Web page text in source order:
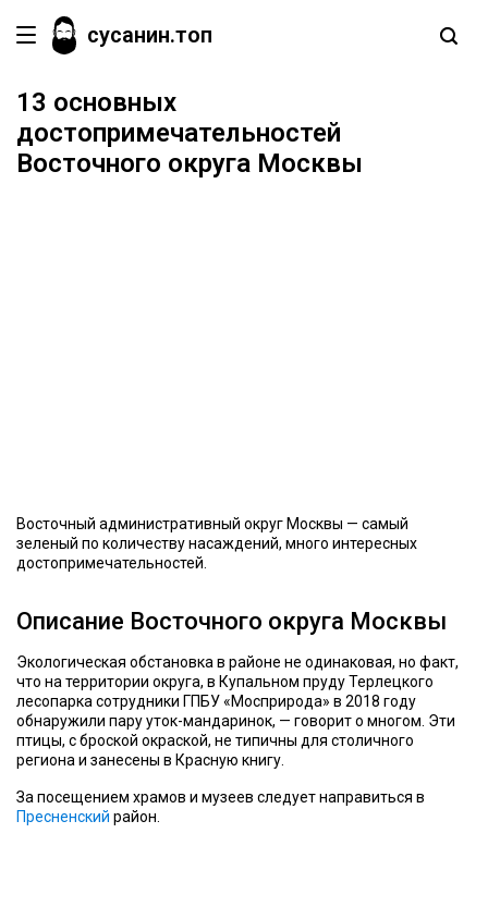
сусанин.топ
13 основных
достопримечательностей
Восточного округа Москвы
Восточный административный округ Москвы — самый
зеленый по количеству насаждений, много интересных
достопримечательностей.
Описание Восточного округа Москвы
Экологическая обстановка в районе не одинаковая, но факт,
что на территории округа, в Купальном пруду Терлецкого
лесопарка сотрудники ГПБУ «Мосприрода» в 2018 году
обнаружили пару уток-мандаринок, — говорит о многом. Эти
птицы, с броской окраской, не типичны для столичного
региона и занесены в Красную книгу.
За посещением храмов и музеев следует направиться в
Пресненский район.